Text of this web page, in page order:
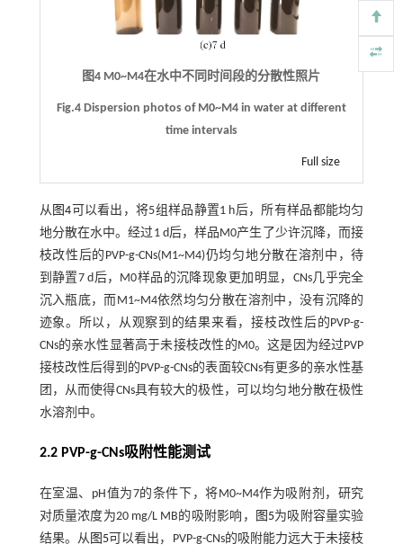
图4 M0~M4在水中不同时间段的分散性照片
Fig.4 Dispersion photos of M0~M4 in water at different
time intervals
Full size
从 图4 可以看出，将5组样品静置1 h后，所有样品都能均匀
地分散在水中。经过1 d后，样品M0产生了少许沉降，而接
枝改性后的PVP-g-CNs(M1~M4)仍均匀地分散在溶剂中，待
到静置7 d后，M0样品的沉降现象更加明显，CNs几乎完全
沉入瓶底，而M1~M4依然均匀分散在溶剂中，没有沉降的
迹象。所以，从观察到的结果来看，接枝改性后的PVP-g-
CNs的亲水性显著高于未接枝改性的M0。这是因为经过PVP
接枝改性后得到的PVP-g-CNs的表面较CNs有更多的亲水性基
团，从而使得CNs具有较大的极性，可以均匀地分散在极性
水溶剂中。
2.2 PVP-g-CNs吸附性能测试
在室温、pH值为7的条件下，将M0~M4作为吸附剂，研究
对质量浓度为20 mg/L MB的吸附影响，
图5为吸附容量实验
结果。从 图5可以看出，PVP-g-CNs的吸附能力远大于未接枝